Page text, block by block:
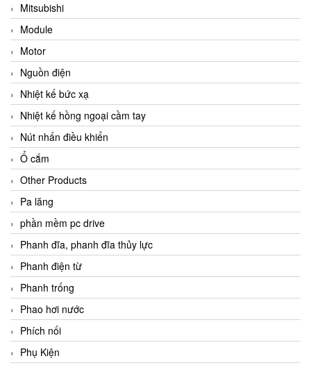
Mitsubishi
Module
Motor
Nguồn điện
Nhiệt kế bức xạ
Nhiệt kế hồng ngoại cầm tay
Nút nhấn điều khiển
Ổ cắm
Other Products
Pa lăng
phần mềm pc drive
Phanh đĩa, phanh đĩa thủy lực
Phanh điện từ
Phanh trống
Phao hơi nước
Phích nối
Phụ Kiện